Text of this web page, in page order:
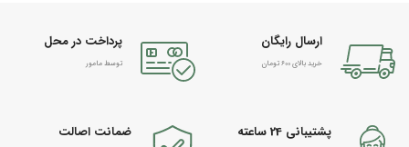
ارسال رایگان
خرید بالای 600 تومان
پرداخت در محل
توسط مامور
پشتیبانی 24 ساعته ضمانت اصالت